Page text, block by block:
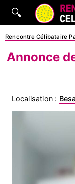
🔍
Rencontre Célibataire
Annonce
Localisation :